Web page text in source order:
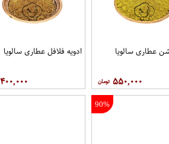
عطاری سالویا
۵۵۰,۰۰۰
ادویه فلافل عطاری سالویا
۴۰۰,۰۰۰
90%